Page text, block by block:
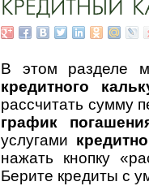
В этом разделе
кредитного
рассчитать сумму
график
услугами
нажать кнопку
Берите кредиты с